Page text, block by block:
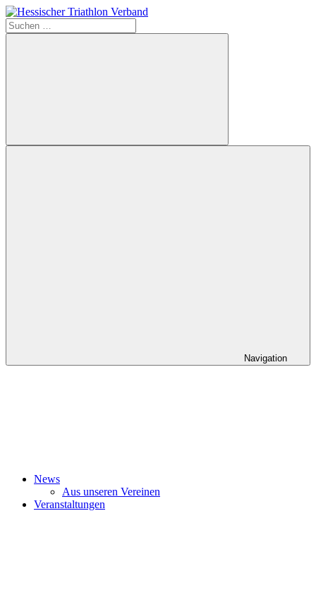
Zum
Inhalt
springen
Hessischer
Suchen
nach:
Suchen
Navigation
News
Aus unseren Vereinen
Veranstaltungen